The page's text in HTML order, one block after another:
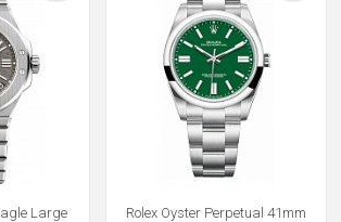
Large
Rolex Oyster Perpetual 41mm